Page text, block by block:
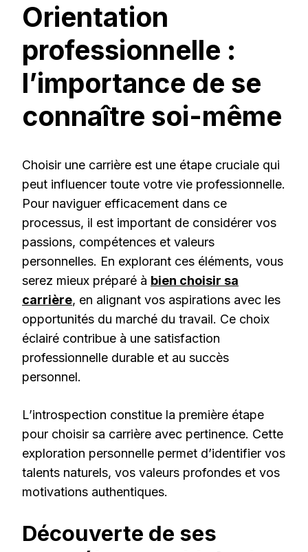
Orientation
professionnelle :
l’importance de se
connaître soi-même
Choisir une carrière est une étape cruciale qui
peut influencer toute votre vie professionnelle.
Pour naviguer efficacement dans ce
processus, il est important de considérer vos
passions, compétences et valeurs
personnelles. En explorant ces éléments, vous
serez mieux préparé à bien choisir sa
carrière, en alignant vos aspirations avec les
opportunités du marché du travail. Ce choix
éclairé contribue à une satisfaction
professionnelle durable et au succès
personnel.
L’introspection constitue la première étape
pour choisir sa carrière avec pertinence. Cette
exploration personnelle permet d’identifier vos
talents naturels, vos valeurs profondes et vos
motivations authentiques.
Découverte de ses